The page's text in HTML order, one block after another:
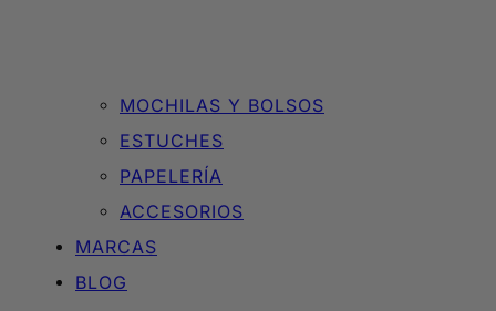
MOCHILAS Y BOLSOS
ESTUCHES
PAPELERÍA
ACCESORIOS
MARCAS
BLOG